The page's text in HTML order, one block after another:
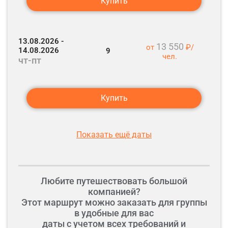
13.08.2026 -
14.08.2026
чт-пт
9 от 13 550 ₽/
чел.
Купить
Показать ещё даты
Любите путешествовать большой
компанией?
Этот маршрут можно заказать для группы
в удобные для вас
даты с учетом всех требований и